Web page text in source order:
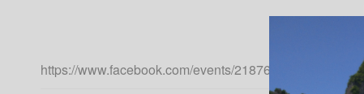
https://www.facebook.com/events/218763652034701/